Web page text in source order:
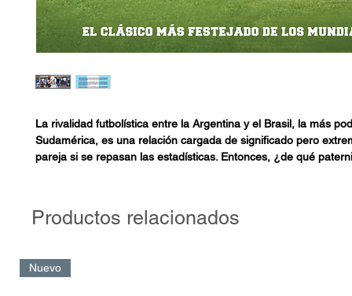
La rivalidad futbolística entre la Argentina y el Brasil, la más
Sudamérica, es una relación cargada de significado pero
pareja si se repasan las estadísticas. Entonces, ¿de qué
Esa presunta paternidad posee una única explicación: este gol.
fabulosa jugada que un maltrecho Diego Maradona sacó de su
Productos relacionados
Nuevo